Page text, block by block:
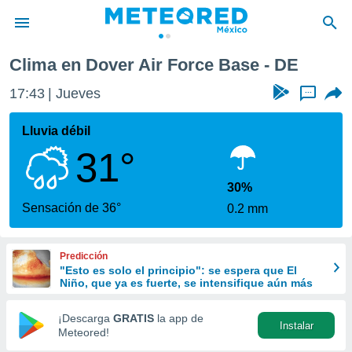
de
ha sido
para
que se
calidad.
a este
las
y
forma
digital
basada
Clima en Dover Air Force Base - DE
17:43 Jueves ...
Lluvia débil
31°
Sensación de 36°
30%
0.2 mm
Predicción
"Esto es solo el principio": se espera que El
Niño, que ya es fuerte, se intensifique aún más
¡Descarga GRATIS la app de
Meteored!
Instalar